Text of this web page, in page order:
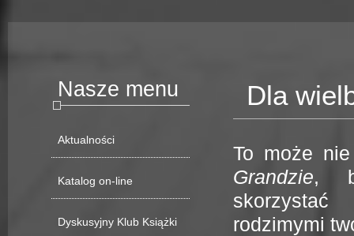
Nasze menu
Aktualności
Katalog on-line
Dyskusyjny Klub Książki
Dla
To może
Grandzie,
rodzimymi